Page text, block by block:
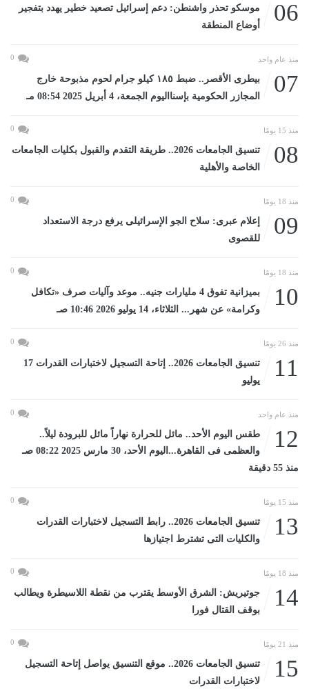
06
موسكو تحذر واشنطن: دعم إسرائيل تصعيد خطير يهدد بتفجير
أوضاع المنطقة
منذ عام واحد 0
07
بيطرى الأقصر.. ضبط ١٨٥ كيلو جرام لحوم مذبوحة خارج
المجازر الحكومية بإسنااليوم الجمعة، 4 أبريل 2025 08:54 مـ
منذ 15 يومًا 0
08
تنسيق الجامعات 2026.. طريقة التقدم والقبول بكليات الجامعات
الخاصة والأهلية
منذ 18 يومًا 0
09
إعلام عبرى: سلاح الجو الإسرائيلى يرفع درجة الاستعداد
للقصوى
منذ 18 يومًا 0
10
بميزانية تفوق 4 مليارات جنيه.. موعد وآليات صرف «تكافل
وكرامة» عن شهر... الثلاثاء، 14 يوليو 2026 10:46 صـ
منذ 26 يومًا 0
11
تنسيق الجامعات 2026.. إتاحة التسجيل لاختبارات القدرات 17
يوليو
منذ عام واحد 0
12
طقس اليوم الأحد.. مائل للحرارة نهاراً مائل للبرودة ليلاً..
والعظمى فى القاهرة...اليوم الأحد، 30 مارس 2025 08:22 صـ
منذ 55 دقيقة
منذ 15 يومًا 0
13
تنسيق الجامعات 2026.. رابط التسجيل لاختبارات القدرات
والكليات التى تشترط اجتيازها
منذ 18 يومًا 0
14
جوتيريش: الشرق الأوسط يقترب من نقطة اللاسيطرة ويطالب
بوقف القتال فورا
منذ 21 يومًا 0
15
تنسيق الجامعات 2026.. موقع التنسيق يواصل إتاحة التسجيل
لاختبارات القدرات